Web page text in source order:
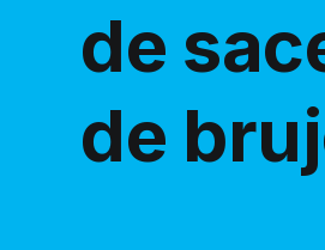
de
de